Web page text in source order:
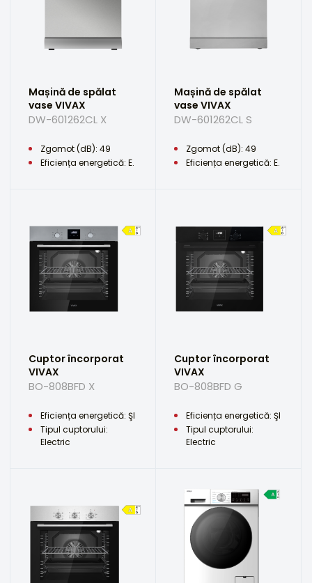
Mașină de spălat
vase VIVAX
DW-601262CL X
Zgomot (dB): 49
Eficiența energetică: E.
Mașină de spălat
vase VIVAX
DW-601262CL S
Zgomot (dB): 49
Eficiența energetică: E.
Cuptor încorporat
VIVAX
BO-808BFD X
Eficiența energetică: ŞI
Tipul cuptorului:
Electric
Cuptor încorporat
VIVAX
BO-808BFD G
Eficiența energetică: ŞI
Tipul cuptorului:
Electric